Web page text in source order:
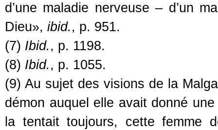
d’une maladie nerveuse – d’un
Dieu», ibid. , p. 951.
(7) Ibid. , p. 1198.
(8) Ibid. , p. 1055.
(9) Au sujet des visions de la
démon auquel elle avait donné
la tentait toujours, cette femme